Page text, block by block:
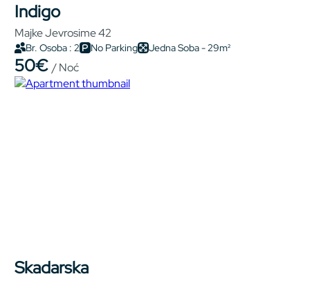
Indigo
Majke Jevrosime 42
Br. Osoba : 2 No Parking Jedna Soba - 29m²
50€ / Noć
Skadarska